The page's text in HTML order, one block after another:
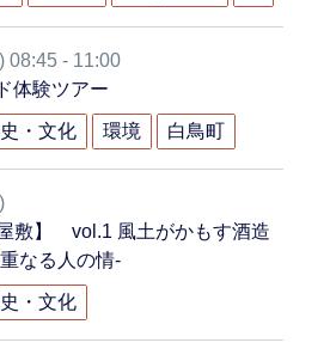
08:45 - 11:00
体験ツアー
・文化 環境 白鳥町
屋敷】 vol.1 風土がかもす酒造
なる人の情-
・文化